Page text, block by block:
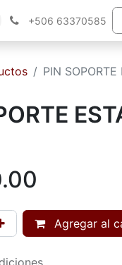
+506 63370585
PIN
Agregar al